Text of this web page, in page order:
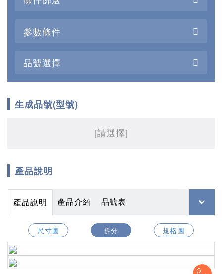
參數條件
品號選擇
生成品號(型號)
[請選擇]
產品說明
產品說明 產品介紹 品號表
尺寸圖 拆分 規格圖